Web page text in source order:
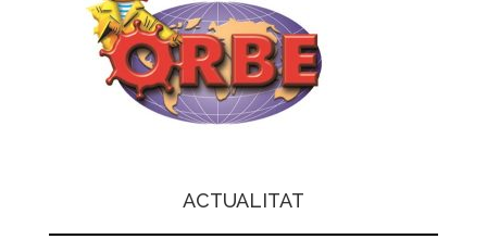
ACTUALITAT